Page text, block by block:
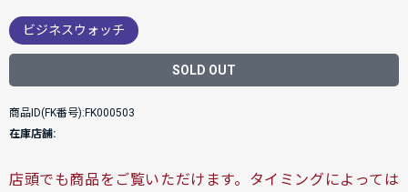
ビジネスウォッチ
SOLD OUT
商品ID(FK番号):FK000503
在庫店舗:
店頭でも商品をご覧いただけます。タイミングによっては